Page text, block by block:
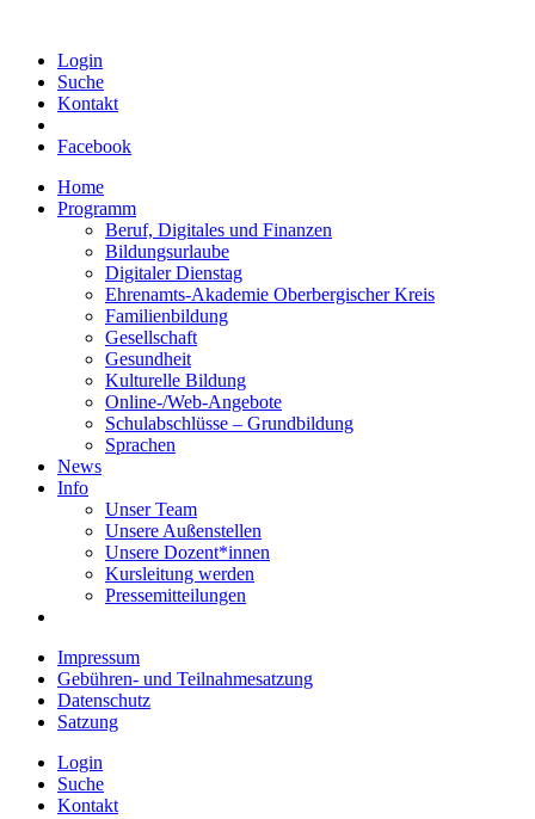
Login
Suche
Kontakt
Facebook
Home
Programm
Beruf, Digitales und Finanzen
Bildungsurlaube
Digitaler Dienstag
Ehrenamts-Akademie Oberbergischer Kreis
Familienbildung
Gesellschaft
Gesundheit
Kulturelle Bildung
Online-/Web-Angebote
Schulabschlüsse – Grundbildung
Sprachen
News
Info
Unser Team
Unsere Außenstellen
Unsere Dozent*innen
Kursleitung werden
Pressemitteilungen
Impressum
Gebühren- und Teilnahmesatzung
Datenschutz
Satzung
Login
Suche
Kontakt